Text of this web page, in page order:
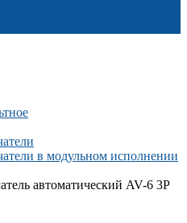
в модульном исполнении
автоматический AV-6 3P